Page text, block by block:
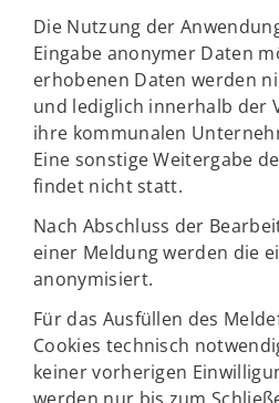
Die Nutzung der
Eingabe anonymer Daten
erhobenen Daten werden
und lediglich innerhalb der
ihre kommunalen
Eine sonstige Weitergabe
findet nicht statt.
Nach Abschluss der
einer Meldung werden die
anonymisiert.
Für das Ausfüllen des
Cookies technisch
keiner vorherigen